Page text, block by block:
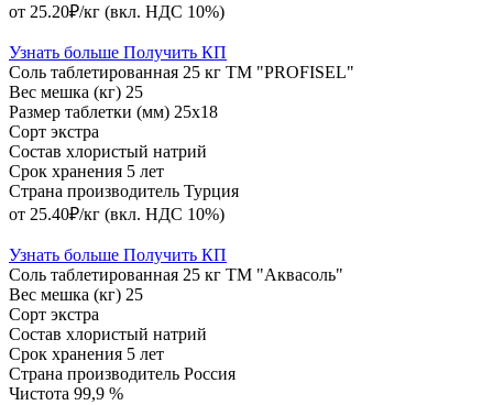
от 25.20₽/кг (вкл. НДС 10%)
Узнать больше Получить КП
Соль таблетированная 25 кг ТМ "PROFISEL"
Вес мешка (кг) 25
Размер таблетки (мм) 25х18
Сорт экстра
Состав хлористый натрий
Срок хранения 5 лет
Страна производитель Турция
от 25.40₽/кг (вкл. НДС 10%)
Узнать больше Получить КП
Соль таблетированная 25 кг ТМ "Аквасоль"
Вес мешка (кг) 25
Сорт экстра
Состав хлористый натрий
Срок хранения 5 лет
Страна производитель Россия
Чистота 99,9 %